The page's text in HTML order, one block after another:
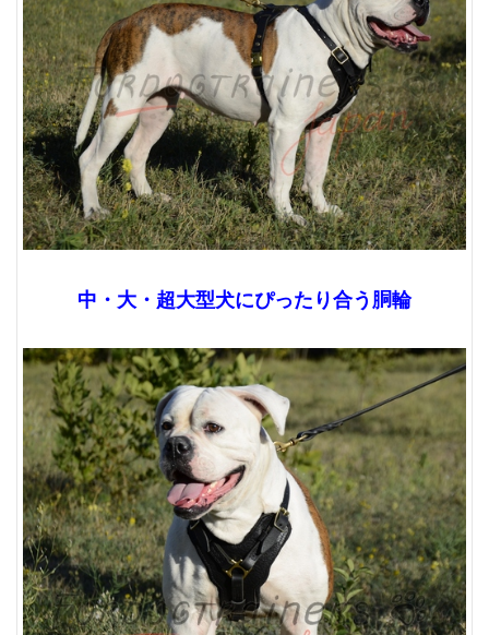
中・大・超大型犬にぴったり合う胴輪